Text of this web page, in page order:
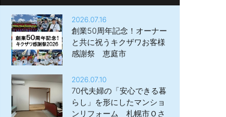
2026.07.16
創業50周年記念！オーナー
と共に祝うキクザワお客様
感謝祭 恵庭市
2026.07.10
70代夫婦の「安心できる暮
らし」を形にしたマンショ
ンリフォーム 札幌市Ｏさ